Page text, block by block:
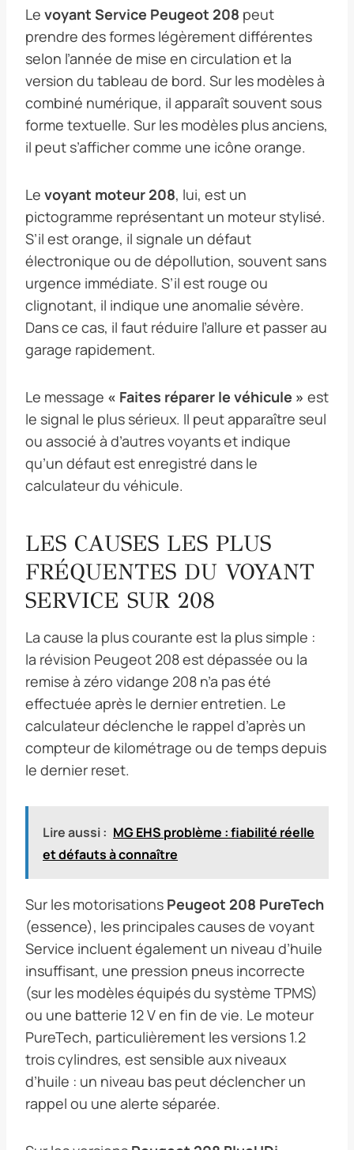
Le voyant Service Peugeot 208 peut
prendre des formes légèrement différentes
selon l’année de mise en circulation et la
version du tableau de bord. Sur les modèles à
combiné numérique, il apparaît souvent sous
forme textuelle. Sur les modèles plus anciens,
il peut s’afficher comme une icône orange.
Le voyant moteur 208, lui, est un
pictogramme représentant un moteur stylisé.
S’il est orange, il signale un défaut
électronique ou de dépollution, souvent sans
urgence immédiate. S’il est rouge ou
clignotant, il indique une anomalie sévère.
Dans ce cas, il faut réduire l’allure et passer au
garage rapidement.
Le message « Faites réparer le véhicule » est
le signal le plus sérieux. Il peut apparaître seul
ou associé à d’autres voyants et indique
qu’un défaut est enregistré dans le
calculateur du véhicule.
LES CAUSES LES PLUS
FRÉQUENTES DU VOYANT
SERVICE SUR 208
La cause la plus courante est la plus simple :
la révision Peugeot 208 est dépassée ou la
remise à zéro vidange 208 n’a pas été
effectuée après le dernier entretien. Le
calculateur déclenche le rappel d’après un
compteur de kilométrage ou de temps depuis
le dernier reset.
Lire aussi : MG EHS problème : fiabilité réelle
et défauts à connaître
Sur les motorisations Peugeot 208 PureTech
(essence), les principales causes de voyant
Service incluent également un niveau d’huile
insuffisant, une pression pneus incorrecte
(sur les modèles équipés du système TPMS)
ou une batterie 12 V en fin de vie. Le moteur
PureTech, particulièrement les versions 1.2
trois cylindres, est sensible aux niveaux
d’huile : un niveau bas peut déclencher un
rappel ou une alerte séparée.